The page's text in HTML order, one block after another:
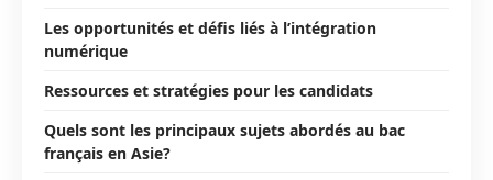
Les opportunités et défis liés à l’intégration
numérique
Ressources et stratégies pour les candidats
Quels sont les principaux sujets abordés au bac
français en Asie?